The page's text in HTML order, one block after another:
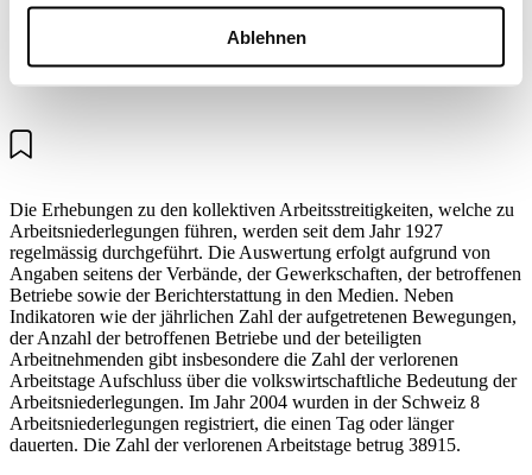
Ablehnen
Die Erhebungen zu den kollektiven Arbeitsstreitigkeiten, welche zu
Arbeitsniederlegungen führen, werden seit dem Jahr 1927
regelmässig durchgeführt. Die Auswertung erfolgt aufgrund von
Angaben seitens der Verbände, der Gewerkschaften, der betroffenen
Betriebe sowie der Berichterstattung in den Medien. Neben
Indikatoren wie der jährlichen Zahl der aufgetretenen Bewegungen,
der Anzahl der betroffenen Betriebe und der beteiligten
Arbeitnehmenden gibt insbesondere die Zahl der verlorenen
Arbeitstage Aufschluss über die volkswirtschaftliche Bedeutung der
Arbeitsniederlegungen. Im Jahr 2004 wurden in der Schweiz 8
Arbeitsniederlegungen registriert, die einen Tag oder länger
dauerten. Die Zahl der verlorenen Arbeitstage betrug 38915.